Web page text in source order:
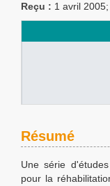
Reçu : 1 avril 2005;
Résumé
Une série
pour la